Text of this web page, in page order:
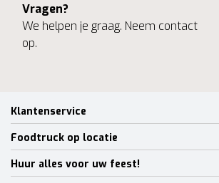
Vragen?
We helpen je graag. Neem contact
op.
Klantenservice
Foodtruck op locatie
Huur alles voor uw feest!